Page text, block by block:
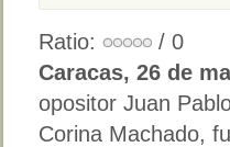
Ratio:
/ 0
Caracas, 26 de
opositor Juan
Corina Machado,